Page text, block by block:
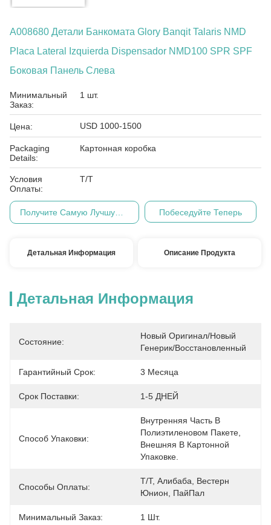
A008680 Детали Банкомата Glory Banqit Talaris NMD
Placa Lateral Izquierda Dispensador NMD100 SPR SPF
Боковая Панель Слева
Минимальный
Заказ:
1 шт.
Цена: USD 1000-1500
Packaging
Details:
Картонная коробка
Условия
Оплаты:
Т/Т
Побеседуйте Теперь
Детальная Информация Описание Продукта
Детальная Информация
Состояние:
Новый Оригинал/Новый
Генерик/восстановленный
Гарантийный Срок: 3 Месяца
Срок Поставки: 1-5 ДНЕЙ
Способ Упаковки:
Внутренняя Часть В
Полиэтиленовом Пакете,
Внешняя В Картонной
Упаковке.
Способы Оплаты:
Т/Т, Алибаба, Вестерн
Юнион, ПайПал
Минимальный Заказ: 1 Шт.